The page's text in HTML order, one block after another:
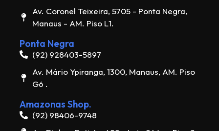
Av. Coronel Teixeira, 5705 - Ponta Negra,
Manaus - AM. Piso L1.
Ponta Negra
(92) 928403-5897
Av. Mário Ypiranga, 1300, Manaus, AM. Piso
G6 .
Amazonas Shop.
(92) 98406-9748